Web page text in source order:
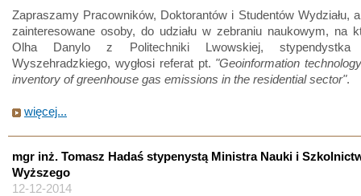
Zapraszamy Pracowników, Doktorantów i Studentów Wydziału,
zainteresowane osoby, do udziału w zebraniu naukowym, na
Olha Danylo z Politechniki Lwowskiej, stypendystka
Wyszehradzkiego, wygłosi referat pt. "Geoinformation
inventory of greenhouse gas emissions in the residential sector".
więcej...
mgr inż. Tomasz Hadaś stypenystą Ministra Nauki i
Wyższego
12-12-2014